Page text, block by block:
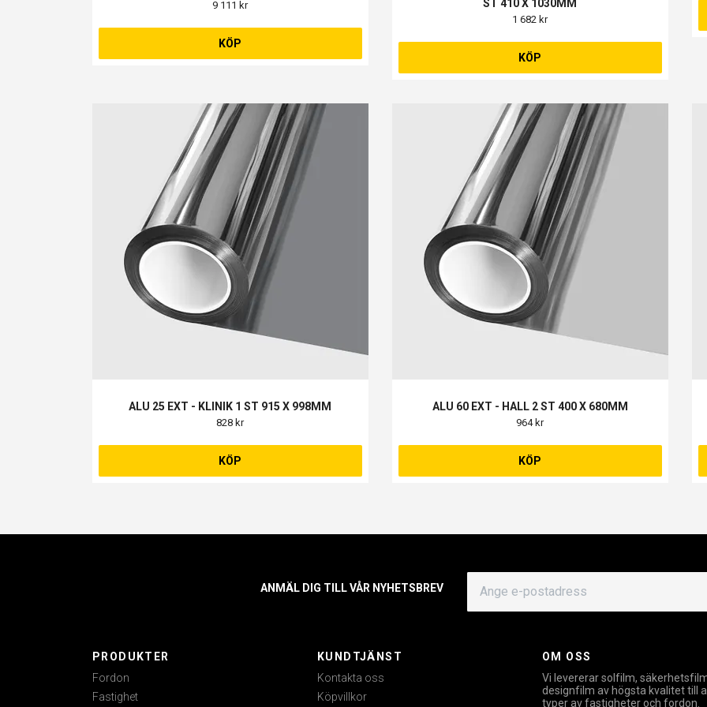
9 111 kr
KÖP
ST 410 X 1030MM
1 682 kr
KÖP
ALU 25 EXT - KLINIK 1 ST 915 X 998MM
828 kr
KÖP
ALU 60 EXT - HALL 2 ST 400 X 680MM
964 kr
KÖP
ANMÄL DIG TILL VÅR NYHETSBREV
PRODUKTER
Fordon
Fastighet
KUNDTJÄNST
Kontakta oss
Köpvillkor
OM OSS
Vi levererar solfilm,
designfilm av högsta kvalitet till
typer av fastigheter och fordon.